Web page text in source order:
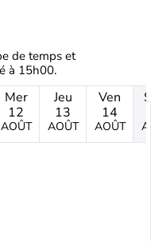
de temps et
à 15h00.
Mer
12
AOÛT
Jeu
13
AOÛT
Ven
14
AOÛT